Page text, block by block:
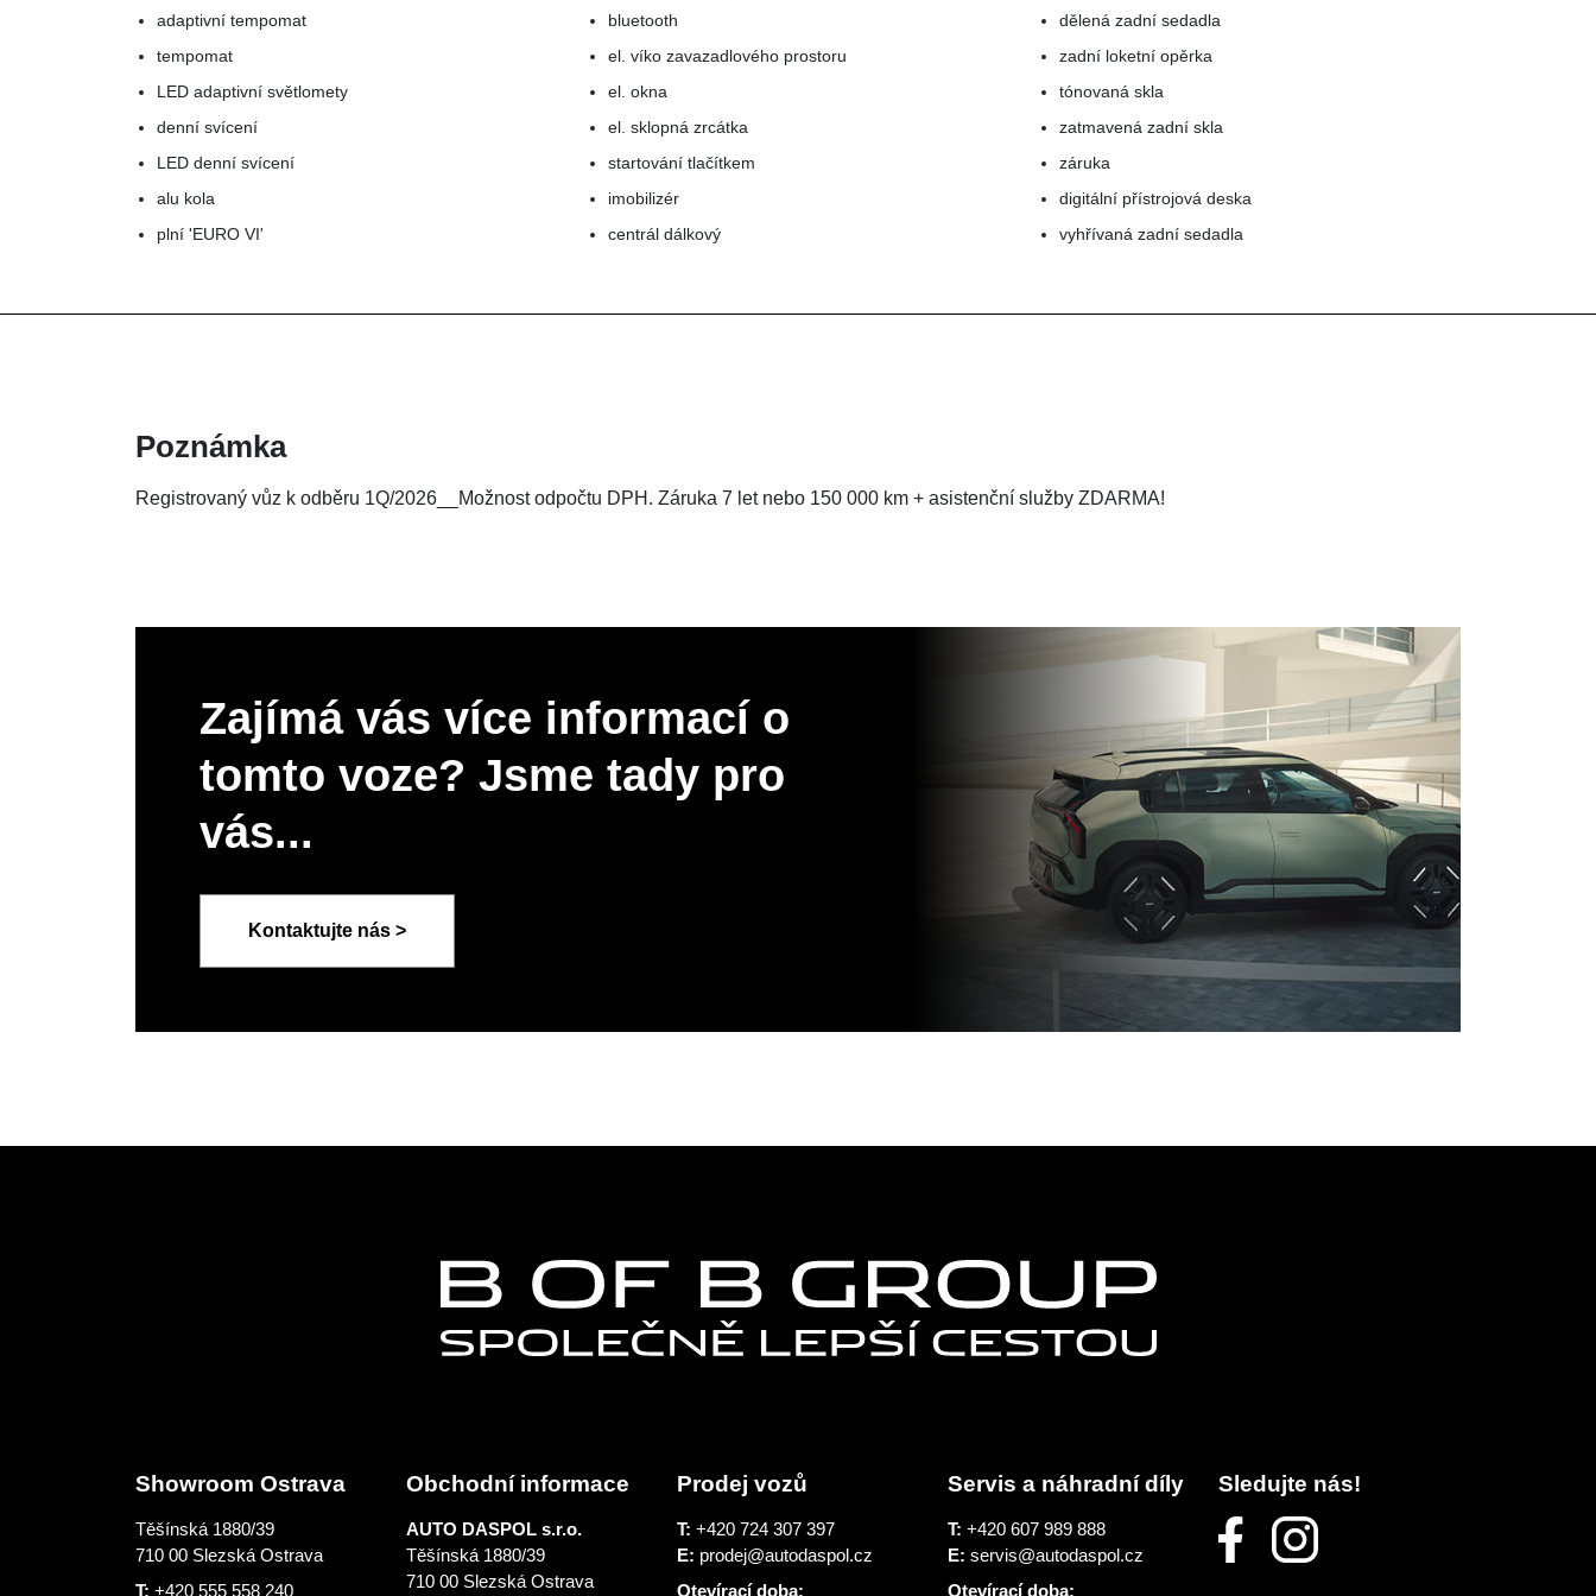
adaptivní tempomat
tempomat
LED adaptivní světlomety
denní svícení
LED denní svícení
alu kola
plní 'EURO VI'
bluetooth
el. víko zavazadlového prostoru
el. okna
el. sklopná zrcátka
startování tlačítkem
imobilizér
centrál dálkový
dělená zadní sedadla
zadní loketní opěrka
tónovaná skla
zatmavená zadní skla
záruka
digitální přístrojová deska
vyhřívaná zadní sedadla
Poznámka
Registrovaný vůz k odběru 1Q/2026__Možnost odpočtu DPH. Záruka 7 let nebo 150 000 km + asistenční služby ZDARMA!
Zajímá vás více informací o
tomto voze? Jsme tady pro
vás...
Kontaktujte nás >
Showroom Ostrava
Těšínská 1880/39
710 00 Slezská Ostrava
T: +420 555 558 240
Obchodní informace
AUTO DASPOL s.r.o.
Těšínská 1880/39
710 00 Slezská Ostrava
Prodej vozů
T: +420 724 307 397
E: prodej@autodaspol.cz
Otevírací doba:
Servis a náhradní díly
T: +420 607 989 888
E: servis@autodaspol.cz
Otevírací doba:
Sledujte nás!